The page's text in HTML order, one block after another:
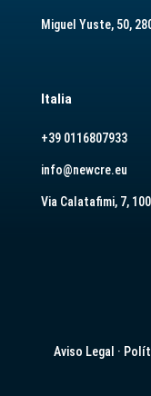
Miguel Yuste, 50,
Italia
+39 0116807933
info@newcre.eu
Via Calatafimi, 7,
Aviso Legal ·